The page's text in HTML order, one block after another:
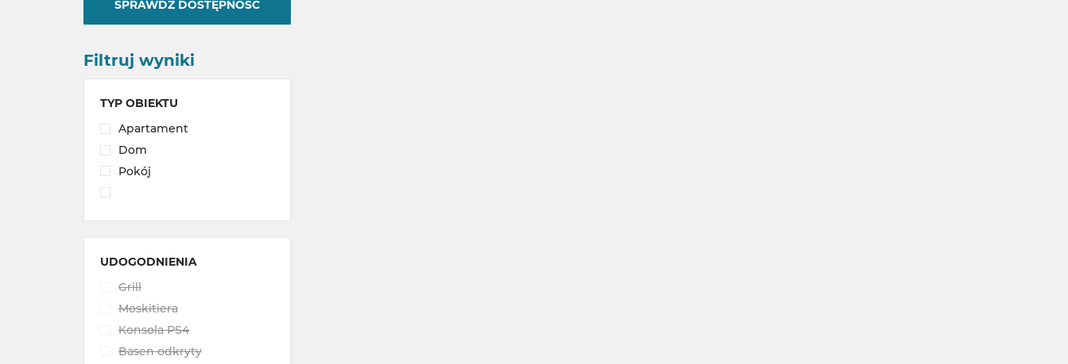
SPRAWDŹ DOSTĘPNOŚĆ
Filtruj wyniki
TYP OBIEKTU
Apartament
Dom
Pokój
UDOGODNIENIA
Grill
Moskitiera
Konsola PS4
Basen odkryty